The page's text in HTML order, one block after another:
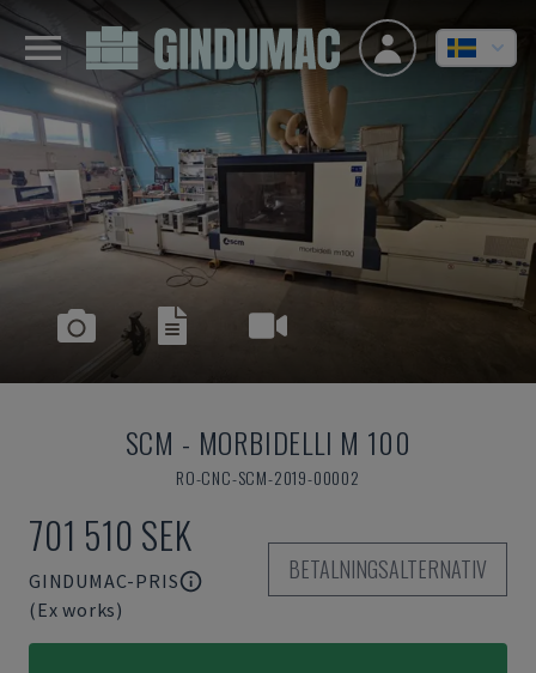
SCM - MORBIDELLI M 100
RO-CNC-SCM-2019-00002
701 510 SEK
GINDUMAC-PRIS
(Ex works)
BETALNINGSALTERNATIV